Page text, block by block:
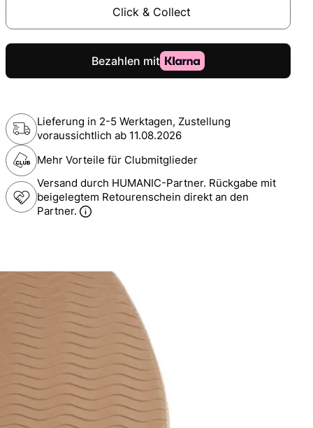
Click & Collect
Lieferung in 2-5 Werktagen, Zustellung
voraussichtlich ab 11.08.2026
Mehr Vorteile für Clubmitglieder
Versand durch HUMANIC-Partner. Rückgabe mit
beigelegtem Retourenschein direkt an den
Partner.